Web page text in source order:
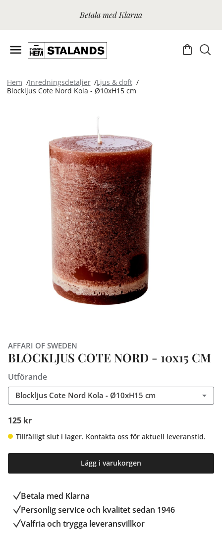
Betala med Klarna
Hem Inredningsdetaljer
Ljus & doft
Blockljus Cote Nord Kola - Ø10xH15 cm
AFFARI OF SWEDEN
BLOCKLJUS COTE NORD - 10x15 CM
Utförande
Blockljus Cote Nord Kola - Ø10xH15 cm
125 kr
Tillfälligt slut i lager. Kontakta oss för aktuell leveranstid.
Lägg i varukorgen
Betala med Klarna
Personlig service och kvalitet sedan 1946
Valfria och trygga leveransvillkor